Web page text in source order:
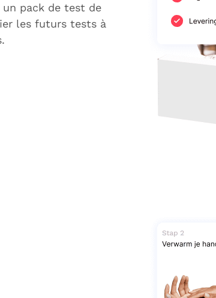
pack de test de
les futurs tests à